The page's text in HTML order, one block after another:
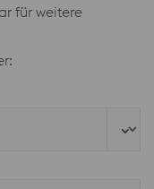
für weitere